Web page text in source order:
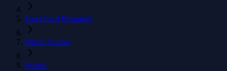
Tarot Card Meanings
Minor Arcana
Wands